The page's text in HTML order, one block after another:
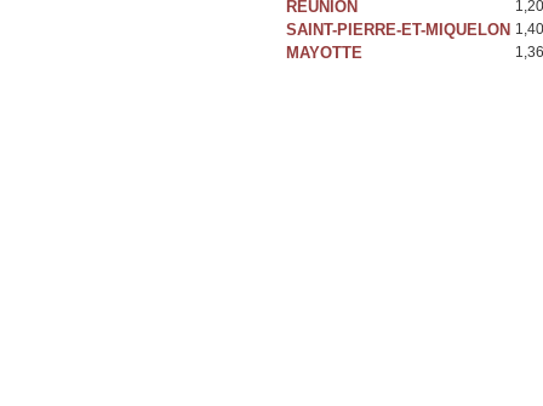
REUNION
SAINT-PIERRE-ET-MIQUELON
MAYOTTE